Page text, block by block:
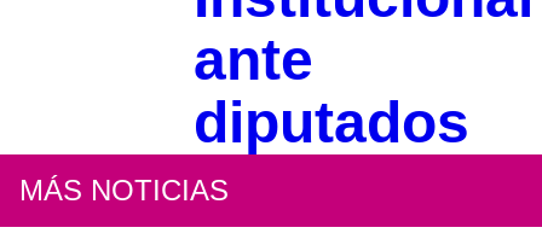
ante
diputados
MÁS NOTICIAS